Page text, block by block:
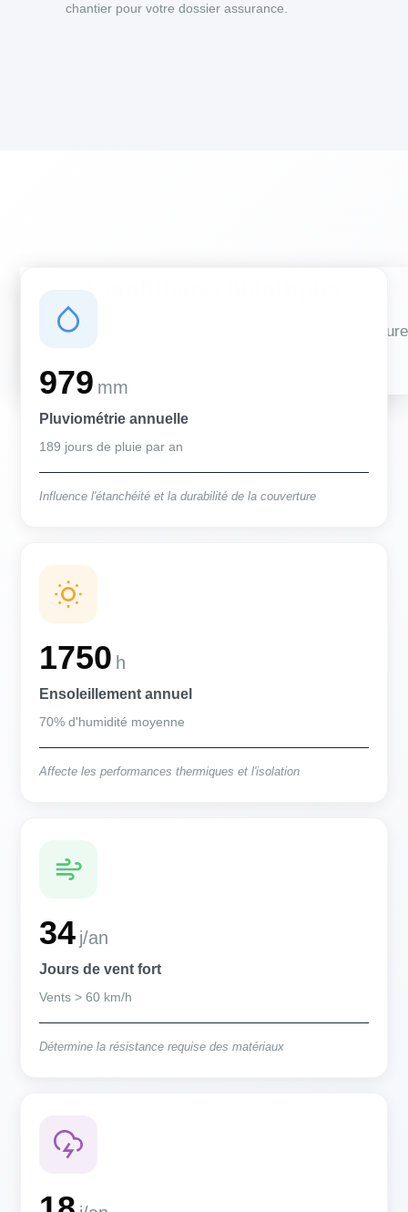
chantier pour votre dossier assurance.
Des conditions qui influencent vos travaux de couverture
979 mm
Pluviométrie annuelle
189 jours de pluie par an
Influence l'étanchéité et la durabilité de la couverture
1750 h
Ensoleillement annuel
70% d'humidité moyenne
Affecte les performances thermiques et l'isolation
34 j/an
Jours de vent fort
Vents > 60 km/h
Détermine la résistance requise des matériaux